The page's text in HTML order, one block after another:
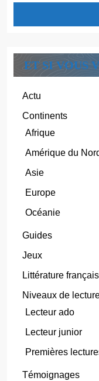
ET SI VOUS
Actu
Continents
Afrique
Amérique du
Asie
Europe
Océanie
Guides
Jeux
Littérature
Niveaux de
Lecteur ado
Lecteur junior
Premières
Témoignages